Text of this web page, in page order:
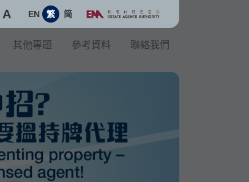
A EN 繁 简
其他專題 參考資料 聯絡我們